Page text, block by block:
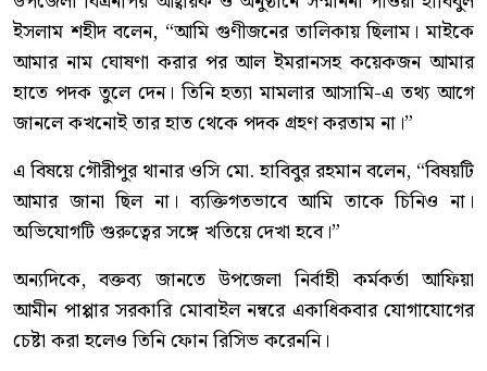
ইসলাম শহীদ বলেন, “আমি গুণীজনের তালিকায় ছিলাম। মাইকে
আমার নাম ঘোষণা করার পর আল ইমরানসহ কয়েকজন আমার
হাতে পদক তুলে দেন। তিনি হত্যা মামলার আসামি-এ তথ্য আগে
জানলে কখনোই তার হাত থেকে পদক গ্রহণ করতাম না।”
এ বিষয়ে গৌরীপুর থানার ওসি মো. হাবিবুর রহমান বলেন, “বিষয়টি
আমার জানা ছিল না। ব্যক্তিগতভাবে আমি তাকে চিনিও না।
অভিযোগটি গুরুত্বের সঙ্গে খতিয়ে দেখা হবে।”
অন্যদিকে, বক্তব্য জানতে উপজেলা নির্বাহী কর্মকর্তা আফিয়া
আমীন পাপ্পার সরকারি মোবাইল নম্বরে একাধিকবার যোগাযোগের
চেষ্টা করা হলেও তিনি ফোন রিসিভ করেননি।